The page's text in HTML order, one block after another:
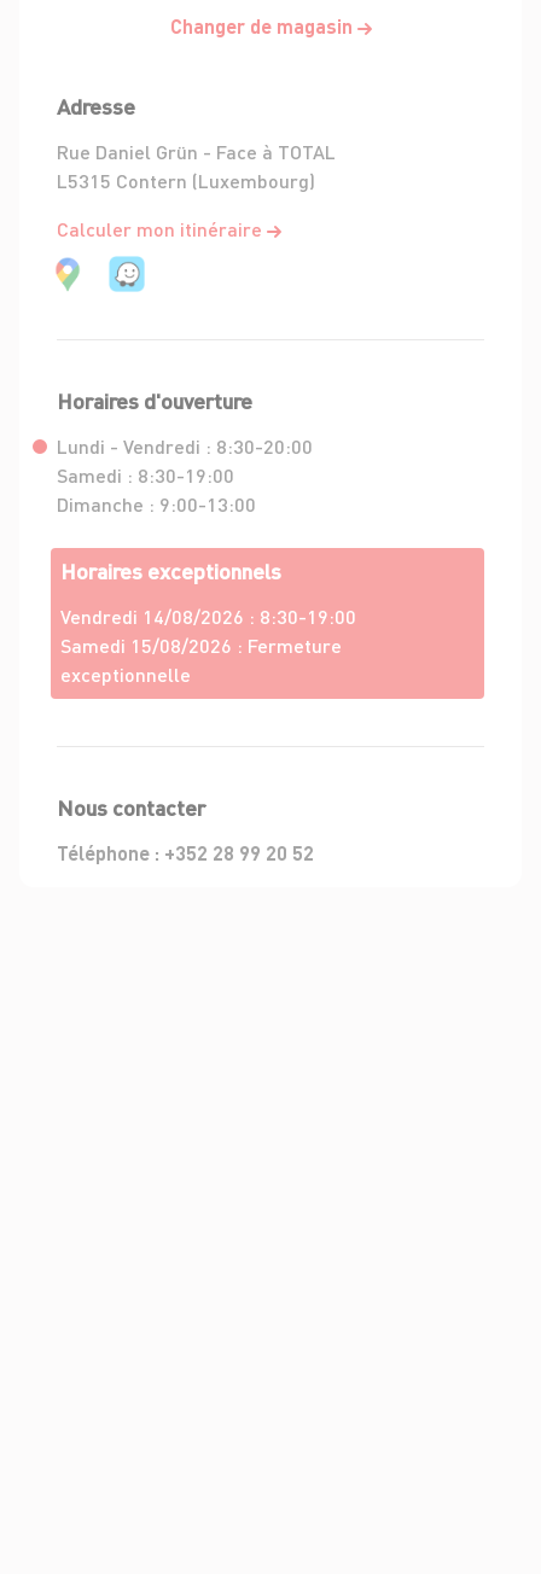
Changer de magasin
Adresse
Rue Daniel Grün - Face à TOTAL
L5315 Contern (Luxembourg)
Calculer mon itinéraire
Horaires d'ouverture
Lundi - Vendredi : 8:30-20:00
Samedi : 8:30-19:00
Dimanche : 9:00-13:00
Horaires exceptionnels
Vendredi 14/08/2026 : 8:30-19:00
Samedi 15/08/2026 : Fermeture
exceptionnelle
Nous contacter
Téléphone : +352 28 99 20 52